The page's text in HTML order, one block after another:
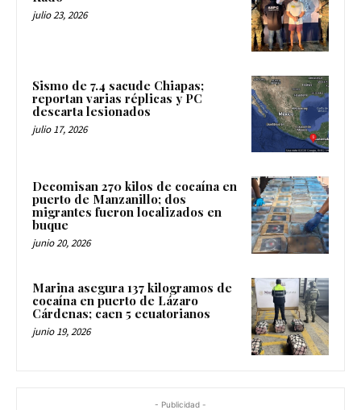
julio 23, 2026
Sismo de 7.4 sacude Chiapas;
reportan varias réplicas y PC
descarta lesionados
julio 17, 2026
Decomisan 270 kilos de cocaína en
puerto de Manzanillo; dos
migrantes fueron localizados en
buque
junio 20, 2026
Marina asegura 137 kilogramos de
cocaína en puerto de Lázaro
Cárdenas; caen 5 ecuatorianos
junio 19, 2026
- Publicidad -